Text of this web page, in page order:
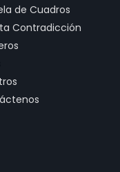
de Cuadros
Contradicción